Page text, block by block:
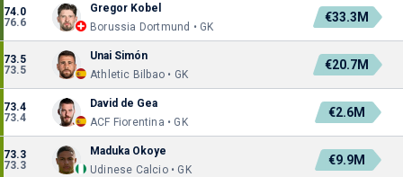
74.0
76.6
Gregor Kobel
Borussia Dortmund • GK
€33.3M
73.5
73.5
Unai Simón
Athletic Bilbao • GK
€20.7M
73.4
73.4
David de Gea
ACF Fiorentina • GK
€2.6M
73.3
73.3
Maduka Okoye
Udinese Calcio • GK
€9.9M